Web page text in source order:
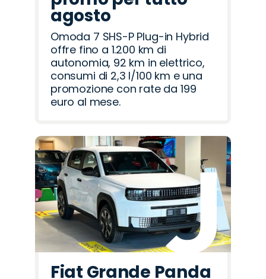
agosto
Omoda 7 SHS-P Plug-in Hybrid
offre fino a 1.200 km di
autonomia, 92 km in elettrico,
consumi di 2,3 l/100 km e una
promozione con rate da 199
euro al mese.
Fiat Grande Panda